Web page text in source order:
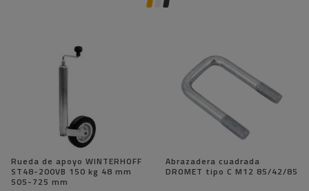
Rueda de apoyo WINTERHOFF
ST48-200VB 150 kg 48 mm
505-725 mm
Abrazadera cuadrada
DROMET tipo C M12 85/42/85